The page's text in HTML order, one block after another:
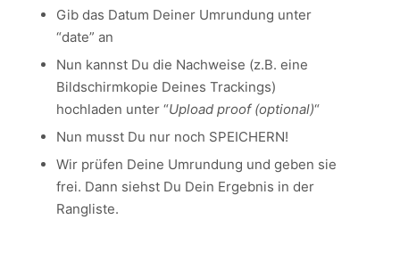
Gib das Datum Deiner Umrundung unter
“date” an
Nun kannst Du die Nachweise (z.B. eine
Bildschirmkopie Deines Trackings)
hochladen unter “Upload proof (optional)“
Nun musst Du nur noch SPEICHERN!
Wir prüfen Deine Umrundung und geben sie
frei. Dann siehst Du Dein Ergebnis in der
Rangliste.